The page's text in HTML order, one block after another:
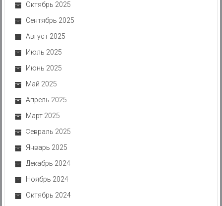
Октябрь 2025
Сентябрь 2025
Август 2025
Июль 2025
Июнь 2025
Май 2025
Апрель 2025
Март 2025
Февраль 2025
Январь 2025
Декабрь 2024
Ноябрь 2024
Октябрь 2024